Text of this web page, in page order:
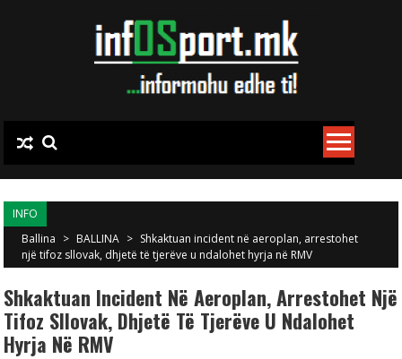
INFO
Ballina > BALLINA > Shkaktuan incident në aeroplan, arrestohet
një tifoz sllovak, dhjetë të tjerëve u ndalohet hyrja në RMV
Shkaktuan Incident Në Aeroplan, Arrestohet Një
Tifoz Sllovak, Dhjetë Të Tjerëve U Ndalohet
Hyrja Në RMV